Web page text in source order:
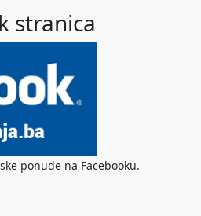
stranica
ponude na Facebooku.